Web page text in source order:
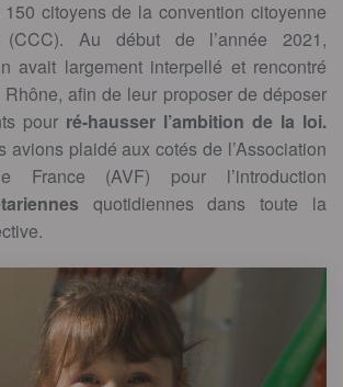
citoyens de la convention citoyenne
Au début de l’année 2021,
avait largement interpellé et rencontré
afin de leur proposer de déposer
pour ré-hausser l’ambition de la loi.
avions plaidé aux cotés de l’Association
France (AVF) pour l’introduction
quotidiennes dans toute la